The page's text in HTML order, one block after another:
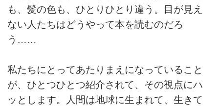
も、髪の色も、ひとりひとり違う。目が見え
ない人たちはどうやって本を読むのだろ
う……
私たちにとってあたりまえになっていること
が、ひとつひとつ紹介されて、その視点にハ
ッとします。人間は地球に生まれて、生きて